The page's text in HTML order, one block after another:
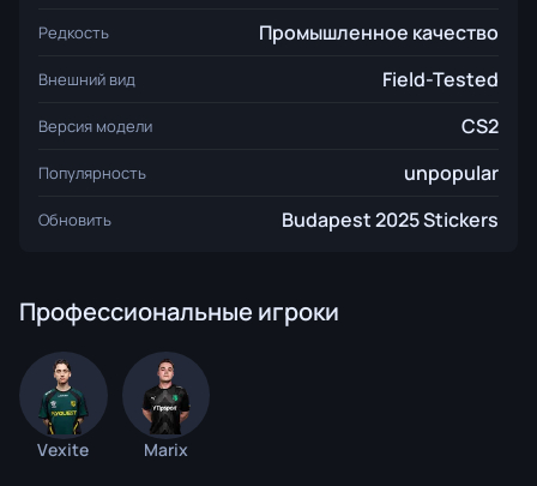
Редкость Промышленное качество
Внешний вид Field-Tested
Версия модели CS2
Популярность unpopular
Обновить Budapest 2025 Stickers
Профессиональные игроки
Vexite Marix